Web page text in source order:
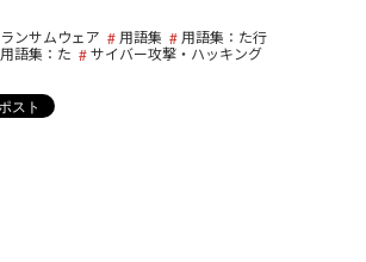
ランサムウェア 用語集
用語集：た行
用語集：た
サイバー攻撃・ハッキング